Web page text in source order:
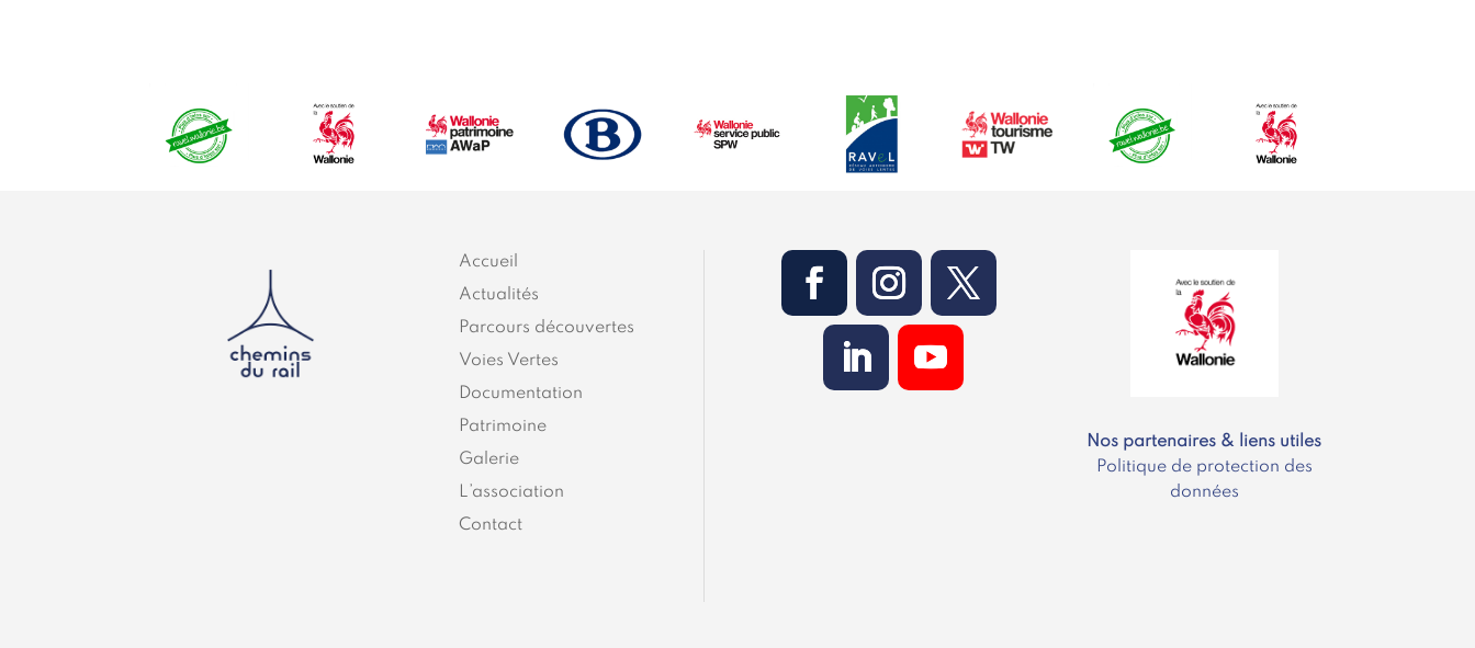
Accueil
Actualités
Parcours découvertes
Voies Vertes
Documentation
Patrimoine
Galerie
L’association
Contact
Nos partenaires & liens utiles
Politique de protection des
données